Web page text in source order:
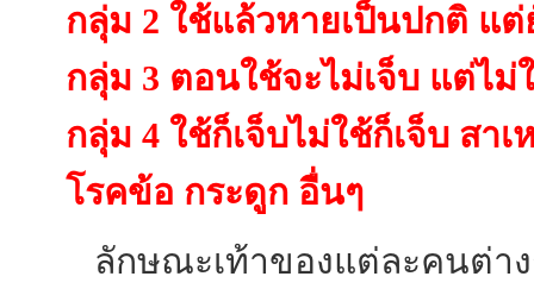
กลุ่ม 2 ใช้แล้วหายเป็นปกติ แต่
กลุ่ม 3 ตอนใช้จะไม่เจ็บ แต่ไ
กลุ่ม 4 ใช้ก็เจ็บไม่ใช้ก็เจ็บ สา
โรคข้อ กระดูก อื่นๆ
ลักษณะเท้าของแต่ละคนต่า